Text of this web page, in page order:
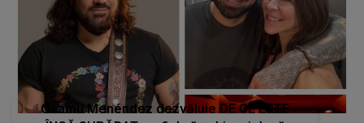
Osamu Menéndez dezvăluie DE CE ESTE